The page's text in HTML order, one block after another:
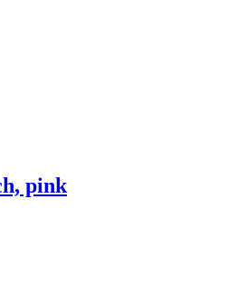
pink